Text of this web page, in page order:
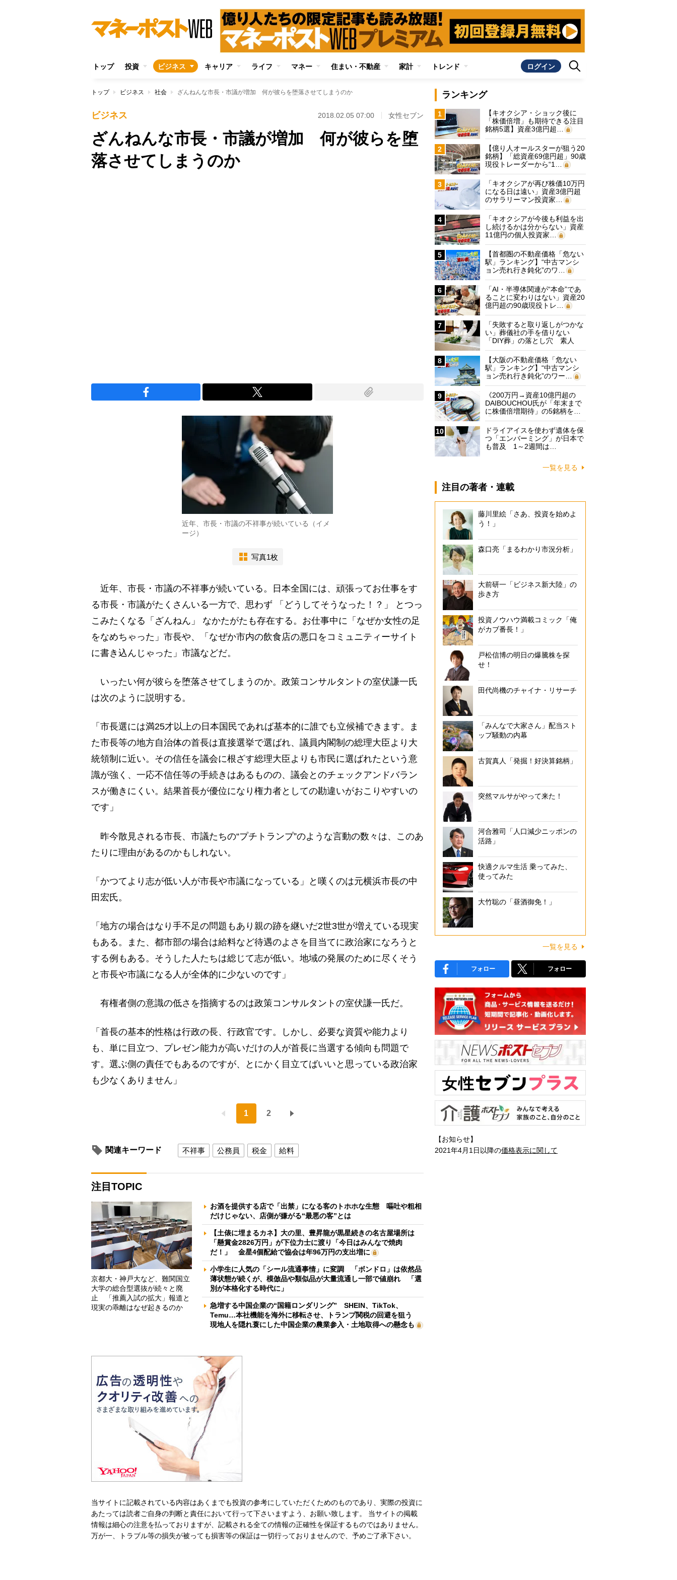
トップ 投資 ビジネス キャリア ライフ マネー 住まい・不動産 家計 トレンド ログイン
トップ ビジネス 社会 ざんねんな市長・市議が増加 何が彼らを堕落させてしまうのか
ビジネス 2018.02.05 07:00 女性セブン
ざんねんな市長・市議が増加 何が彼らを堕
落させてしまうのか
近年、市長・市議の不祥事が続いている（イメ
ージ）
写真1枚
近年、市長・市議の不祥事が続いている。日本全国には、頑張ってお仕事をす
る市長・市議がたくさんいる一方で、思わず 「どうしてそうなった！？」 とつっ
こみたくなる「ざんねん」 なかたがたも存在する。お仕事中に「なぜか女性の足
をなめちゃった」市長や、「なぜか市内の飲食店の悪口をコミュニティーサイト
に書き込んじゃった」市議などだ。
いったい何が彼らを堕落させてしまうのか。政策コンサルタントの室伏謙一氏
は次のように説明する。
「市長選には満25才以上の日本国民であれば基本的に誰でも立候補できます。ま
た市長等の地方自治体の首長は直接選挙で選ばれ、議員内閣制の総理大臣より大
統領制に近い。その信任を議会に根ざす総理大臣よりも市民に選ばれたという意
識が強く、一応不信任等の手続きはあるものの、議会とのチェックアンドバラン
スが働きにくい。結果首長が優位になり権力者としての勘違いがおこりやすいの
です」
昨今散見される市長、市議たちの“プチトランプ”のような言動の数々は、このあ
たりに理由があるのかもしれない。
「かつてより志が低い人が市長や市議になっている」と嘆くのは元横浜市長の中
田宏氏。
「地方の場合はなり手不足の問題もあり親の跡を継いだ2世3世が増えている現実
もある。また、都市部の場合は給料など待遇のよさを目当てに政治家になろうと
する例もある。そうした人たちは総じて志が低い。地域の発展のために尽くそう
と市長や市議になる人が全体的に少ないのです」
有権者側の意識の低さを指摘するのは政策コンサルタントの室伏謙一氏だ。
「首長の基本的性格は行政の長、行政官です。しかし、必要な資質や能力より
も、単に目立つ、プレゼン能力が高いだけの人が首長に当選する傾向も問題で
す。選ぶ側の責任でもあるのですが、とにかく目立てばいいと思っている政治家
も少なくありません」
1 2
関連キーワード 不祥事 公務員 税金 給料
注目TOPIC
京都大・神戸大など、難関国立
大学の総合型選抜が続々と廃
止 「推薦入試の拡大」報道と
現実の乖離はなぜ起きるのか
お酒を提供する店で「出禁」になる客のトホホな生態 嘔吐や粗相
だけじゃない、店側が嫌がる“最悪の客”とは
【土俵に埋まるカネ】大の里、豊昇龍が黒星続きの名古屋場所は
「懸賞金2826万円」が下位力士に渡り「今日はみんなで焼肉
だ！」 金星4個配給で協会は年96万円の支出増に
小学生に人気の「シール流通事情」に変調 「ボンドロ」は依然品
薄状態が続くが、模倣品や類似品が大量流通し一部で値崩れ 「選
別が本格化する時代に」
急増する中国企業の“国籍ロンダリング” SHEIN、TikTok、
Temu…本社機能を海外に移転させ、トランプ関税の回避を狙う
現地人を隠れ蓑にした中国企業の農業参入・土地取得への懸念も
当サイトに記載されている内容はあくまでも投資の参考にしていただくためのものであり、実際の投資に
あたっては読者ご自身の判断と責任において行って下さいますよう、お願い致します。 当サイトの掲載
情報は細心の注意を払っておりますが、記載される全ての情報の正確性を保証するものではありません。
万が一、トラブル等の損失が被っても損害等の保証は一切行っておりませんので、予めご了承下さい。
ランキング
1
【キオクシア・ショック後に
「株価倍増」も期待できる注目
銘柄5選】資産3億円超…
2
【億り人オールスターが狙う20
銘柄】「総資産69億円超」90歳
現役トレーダーから“1…
3
「キオクシアが再び株価10万円
になる日は遠い」資産3億円超
のサラリーマン投資家…
4
「キオクシアが今後も利益を出
し続けるかは分からない」資産
11億円の個人投資家…
5
【首都圏の不動産価格「危ない
駅」ランキング】“中古マンシ
ョン売れ行き鈍化”のワ…
6
「AI・半導体関連が“本命”であ
ることに変わりはない」資産20
億円超の90歳現役トレ…
7
「失敗すると取り返しがつかな
い」葬儀社の手を借りない
「DIY葬」の落とし穴 素人
に…
8
【大阪の不動産価格「危ない
駅」ランキング】“中古マンシ
ョン売れ行き鈍化”のワー…
9
《200万円→資産10億円超の
DAIBOUCHOU氏が「年末まで
に株価倍増期待」の5銘柄を…
10
ドライアイスを使わず遺体を保
つ「エンバーミング」が日本で
も普及 1～2週間は…
一覧を見る
注目の著者・連載
藤川里絵「さあ、投資を始めよ
う！」
森口亮「まるわかり市況分析」
大前研一「ビジネス新大陸」の
歩き方
投資ノウハウ満載コミック「俺
がカブ番長！」
戸松信博の明日の爆騰株を探
せ！
田代尚機のチャイナ・リサーチ
「みんなで大家さん」配当スト
ップ騒動の内幕
古賀真人「発掘！好決算銘柄」
突然マルサがやって来た！
河合雅司「人口減少ニッポンの
活路」
快適クルマ生活 乗ってみた、
使ってみた
大竹聡の「昼酒御免！」
一覧を見る
フォロー フォロー
【お知らせ】
2021年4月1日以降の価格表示に関して